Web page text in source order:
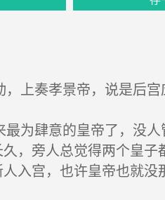
上奏孝景帝，说是后宫
为肆意的皇帝了，没
，旁人总觉得两个皇
入宫，也许皇帝也就没